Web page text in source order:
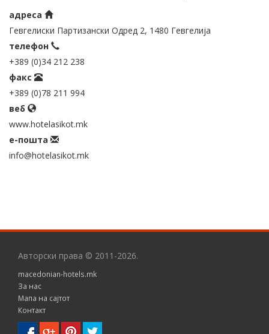
адреса
Гевгелиски Партизански Одред 2, 1480 Гевгелија
телефон
+389 (0)34 212 238
факс
+389 (0)78 211 994
веб
www.hotelasikot.mk
е-пошта
info@hotelasikot.mk
Авторски права © 2011-2026.
macedonian-hotels.mk
За нас
Мапа на сајтот
Контакт